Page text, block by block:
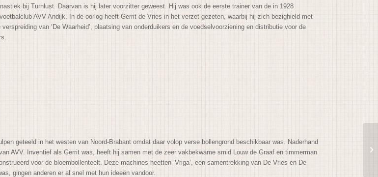
bij Turnlust. Daarvan is hij later voorzitter geweest. Hij was ook de eerste trainer van de in 1928
AVV Andijk. In de oorlog heeft Gerrit de Vries in het verzet gezeten, waarbij hij zich bezighield met
verspreiding van ‘De Waarheid’, plaatsing van onderduikers en de voedselvoorziening en distributie voor de
geteeld in het westen van Noord-Brabant omdat daar volop verse bollengrond beschikbaar was. Naderhand
AVV. Inventief als Gerrit was, heeft hij samen met de zeer vakbekwame smid Louw de Graaf en timmerman
voor de bloembollenteelt. Deze machines heetten ‘Vriga’, een samentrekking van De Vries en De
gingen anderen er al snel met hun ideeën vandoor.